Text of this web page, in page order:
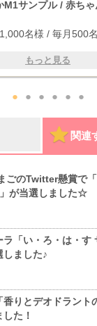
M1サンプル / 赤ち
名様 / 毎月500
もっと見る
● ● ● ● ● ●
関連
ごのTwitter懸賞で
が当選しました☆
ラ「い・ろ・は・す
しました♪
香りとデオドラント
た！